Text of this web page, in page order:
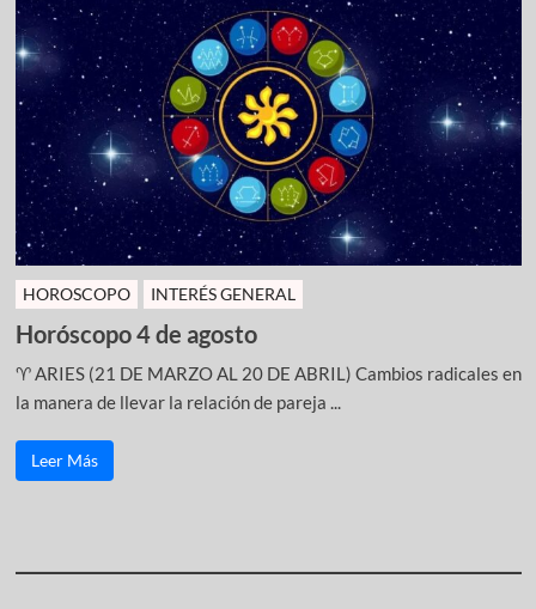
HOROSCOPO INTERÉS GENERAL
Horóscopo 4 de agosto
♈ ARIES (21 DE MARZO AL 20 DE ABRIL) Cambios radicales en
la manera de llevar la relación de pareja ...
Leer Más